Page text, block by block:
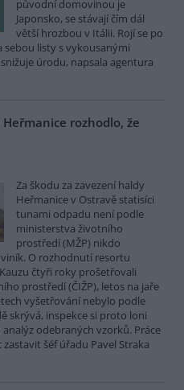
původní domovinou je
Japonsko, se stávají čím dál
větší hrozbou v Itálii. Rojí se po
sebou listy s vykousanými
úrodu, napsala agentura
rozhodlo, že
Za škodu za zavezení haldy
Heřmanice v Ostravě statisíci
tunami odpadu není podle
ministerstva životního
prostředí (MŽP) nikdo
O rozhodnutí resortu
čtyři roky prošetřovali
prostředí (ČIŽP), letos na jaře
vyšetřování nebylo podle
skrývá, inspekce si proto loni
odebraných vzorků. Práce
šéf úřadu Pavel Straka